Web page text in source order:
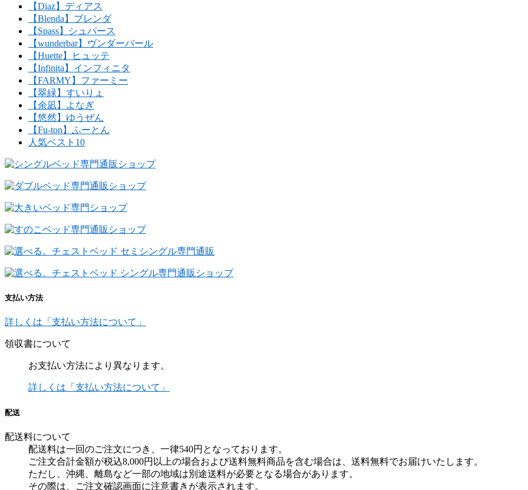
【Diaz】ディアス
【Blenda】ブレンダ
【Spass】シュパース
【wunderbar】ヴンダーバール
【Huette】ヒュッテ
【Infinita】インフィニタ
【FARMY】ファーミー
【翠緑】すいりょ
【余凪】よなぎ
【悠然】ゆうぜん
【Fu-ton】ふーとん
人気ベスト10
支払い方法
詳しくは「支払い方法について」
領収書について
お支払い方法により異なります。
詳しくは「支払い方法について」
配送
配送料について
配送料は一回のご注文につき、一律540円となっております。
ご注文合計金額が税込8,000円以上の場合および送料無料商品を含む場合は、送料無料でお届けいたします。
ただし、沖縄、離島など一部の地域は別途送料が必要となる場合があります。
その際は、ご注文確認画面に注意書きが表示されます。